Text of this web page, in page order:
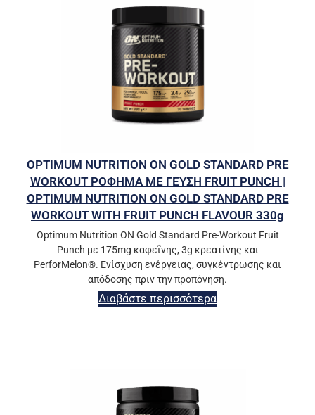
OPTIMUM NUTRITION ON GOLD STANDARD PRE
WORKOUT ΡΟΦΗΜΑ ΜΕ ΓΕΥΣΗ FRUIT PUNCH |
OPTIMUM NUTRITION ON GOLD STANDARD PRE
WORKOUT WITH FRUIT PUNCH FLAVOUR 330g
Optimum Nutrition ON Gold Standard Pre-Workout Fruit
Punch με 175mg καφεΐνης, 3g κρεατίνης και
PerforMelon®. Ενίσχυση ενέργειας, συγκέντρωσης και
απόδοσης πριν την προπόνηση.
Διαβάστε περισσότερα